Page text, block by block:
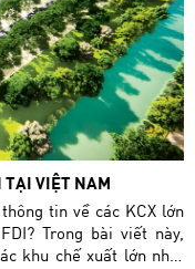
TẠI VIỆT NAM
tin về các KCX lớn
Trong bài viết này,
khu chế xuất lớn nhất